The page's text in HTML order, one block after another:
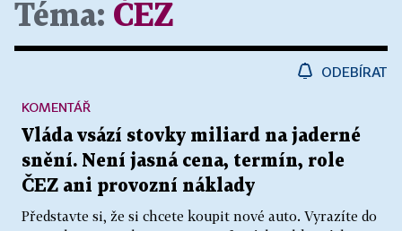
Téma: ČEZ
ODEBÍRAT
Vláda vsází stovky miliard na jaderné
snění. Není jasná cena, termín, role
ČEZ ani provozní náklady
Představte si, že si chcete koupit nové auto. Vyrazíte do
KOMENTÁŘ